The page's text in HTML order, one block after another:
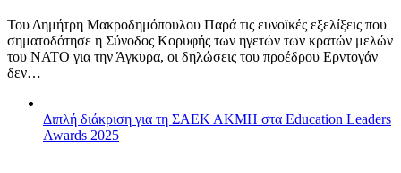
Του Δημήτρη Μακροδημόπουλου Παρά τις ευνοϊκές εξελίξεις που
σηματοδότησε η Σύνοδος Κορυφής των ηγετών των κρατών μελών
του ΝΑΤΟ για την Άγκυρα, οι δηλώσεις του προέδρου Ερντογάν
δεν…
Διπλή διάκριση για τη ΣΑΕΚ ΑΚΜΗ στα Education Leaders
Awards 2025